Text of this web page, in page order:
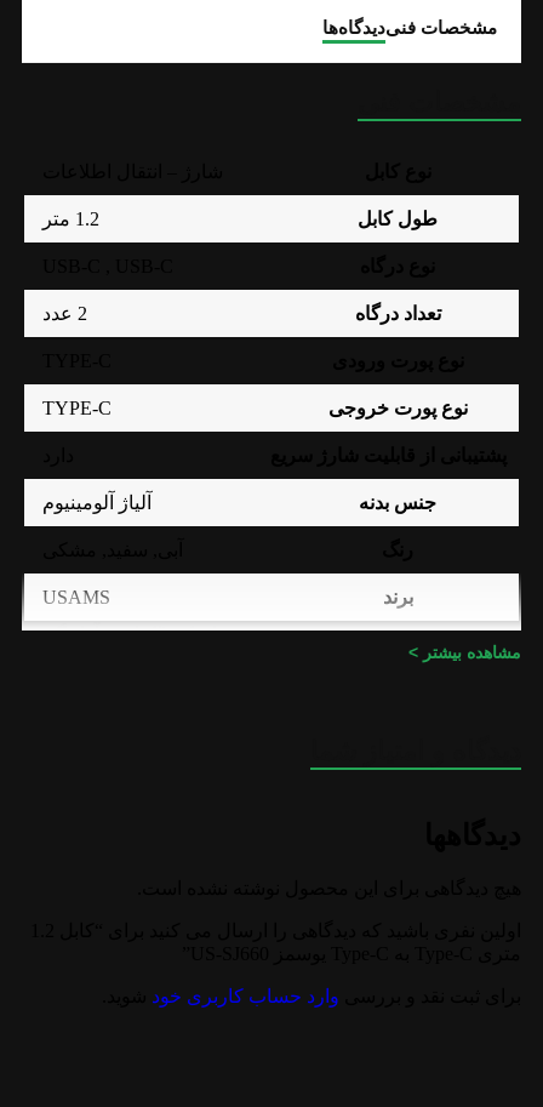
مشخصات فنیدیدگاه‌ها
طول کابل 1.2 متر
تعداد درگاه 2 عدد
نوع پورت خروجی TYPE-C
جنس بدنه آلیاژ آلومینیوم
برند USAMS
گارانتی
اصلی (الماس، آواژنگ،
مشاهده بیشتر >
وارد حساب کاربری خود